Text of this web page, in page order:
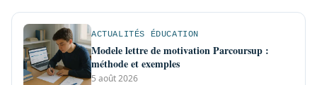
ACTUALITÉS ÉDUCATION
Modele lettre de motivation Parcoursup :
méthode et exemples
5 août 2026